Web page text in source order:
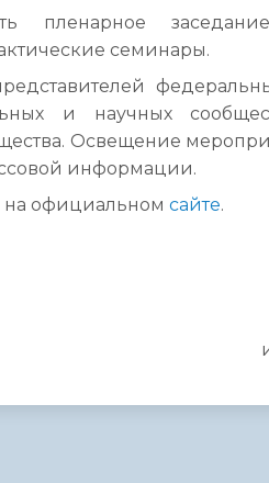
пленарное
семинары.
и научных
Освещение
информации.
на официальном сайте.